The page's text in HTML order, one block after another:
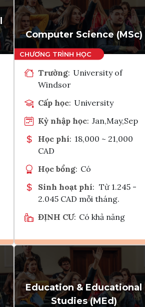
Computer Science (MSc)
Trường: University of
Windsor
Cấp học: University
Kỳ nhập học: Jan,May,Sep
Học phí: 18,000 ~ 21,000
CAD
Học bổng: Có
Sinh hoạt phí: Từ 1.245 -
2.045 CAD mỗi tháng.
ĐỊNH CƯ: Có khả năng
Ghi danh
Tham vấn Interlink
Education & Educational
Studies (MEd)